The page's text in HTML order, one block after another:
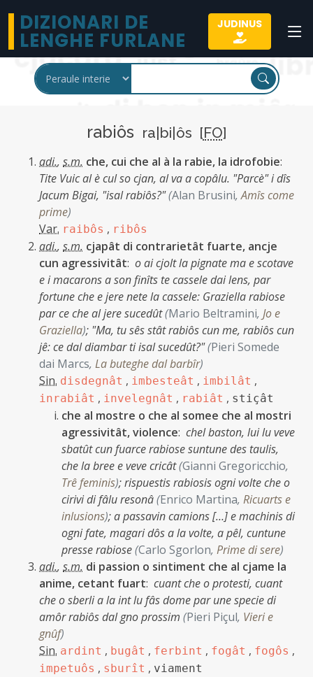
DIZIONARI DE
LENGHE FURLANE
JUDINUS
rabiôs ra|bi|ôs [FO]
adi., s.m. che, cui che al à la rabie, la idrofobie:
Tite Vuic al è cul so cjan, al va a copâlu. "Parcè" i dîs
Jacum Bigai, "isal rabiôs?"(Alan Brusini,Amîs come
prime)
Var. raibôs , ribôs
adi., s.m. cjapât di contrarietât fuarte, ancje
cun agressivitât: o ai cjolt la pignate ma e scotave
e i macarons a son finîts te cassele dai lens, par
fortune che e jere nete la cassele: Graziella rabiose
par ce che al jere sucedût(Mario Beltramini, Jo e
Graziella); "Ma, tu sês stât rabiôs cun me, rabiôs cun
jê: ce dal diambar ti isal sucedût?"(Pieri Somede
dai Marcs, La buteghe dal barbîr)
Sin. disdegnât , imbesteât , imbilât ,
inrabiât , invelegnât , rabiât , stiçât
che al mostre o che al somee che al mostri
agressivitât, violence: chel baston, lui lu veve
sbatût cun fuarce rabiose suntune des taulis,
che la bree e veve cricât(Gianni Gregoricchio,
Trê feminis);rispuestis rabiosis ogni volte che o
cirivi di fâlu resonâ(Enrico Martina, Ricuarts e
inlusions);a passavin camions […] e machinis di
ogni fate, magari dôs a la volte, a pêl, cuntune
presse rabiose(Carlo Sgorlon, Prime di sere)
adi., s.m. di passion o sintiment che al cjame la
anime, cetant fuart: cuant che o protesti, cuant
che o sberli a la int lu fâs dome par une specie di
amôr rabiôs dal gno prossim (Pieri Piçul, Vieri e
gnûf)
Sin. ardint , bugât , ferbint , fogât , fogôs ,
impetuôs , sburît , viament